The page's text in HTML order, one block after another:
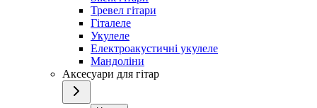
Тревел гітари
Гіталеле
Укулеле
Електроакустичні укулеле
Мандоліни
Аксесуари для гітар